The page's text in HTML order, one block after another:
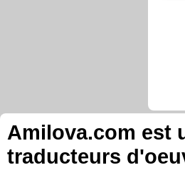
Amilova.com est
traducteurs